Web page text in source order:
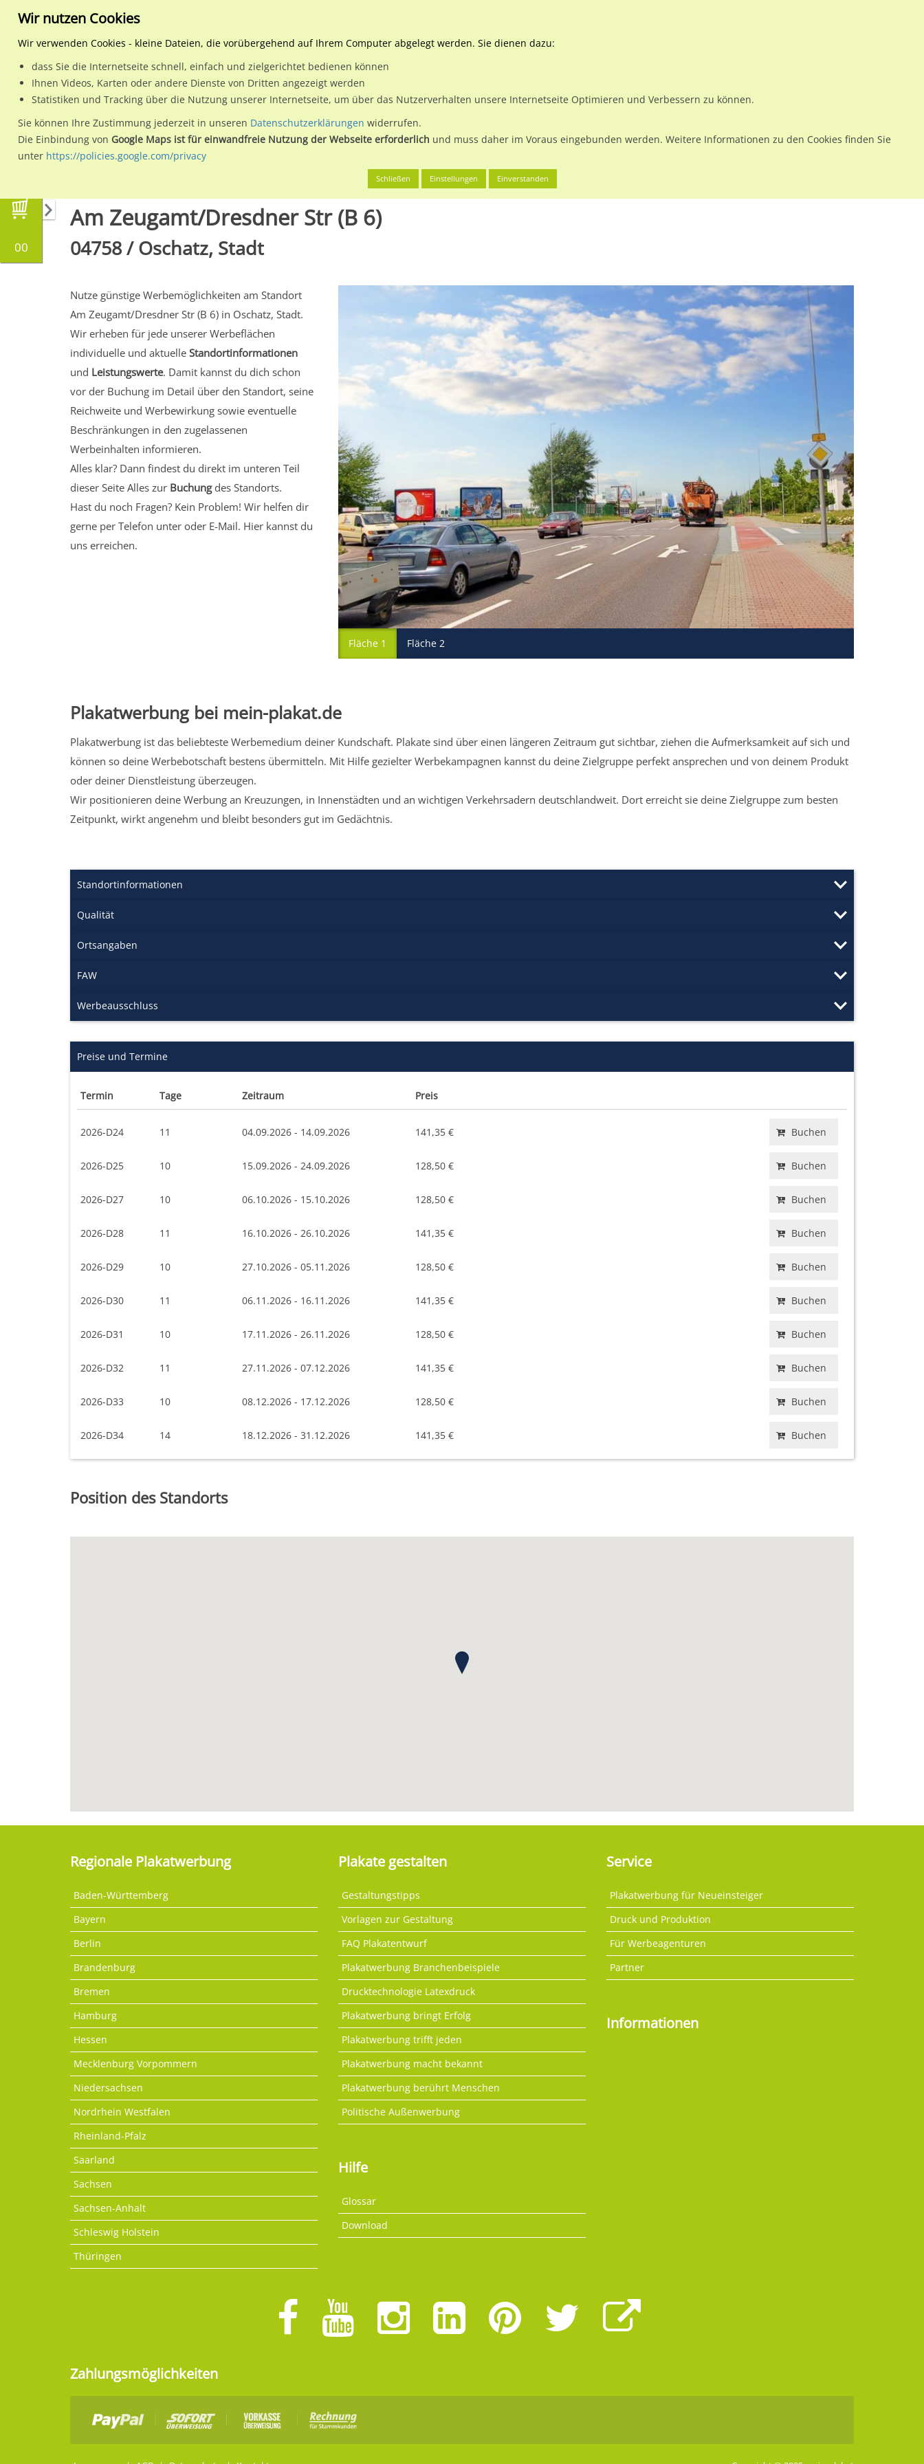
Planen & Buchen Plakatwerbung
Wähle den Werbestandort:
00
Am Zeugamt/Dresdner Str (B 6)
Am Zeugamt/Dresdner Str (B 6)
04758 / Oschatz, Stadt
Nutze günstige Werbemöglichkeiten am Standort
Am Zeugamt/Dresdner Str (B 6) in Oschatz, Stadt.
Wir erheben für jede unserer Werbeflächen
individuelle und aktuelle Standortinformationen
und Leistungswerte. Damit kannst du dich schon
vor der Buchung im Detail über den Standort, seine
Reichweite und Werbewirkung sowie eventuelle
Beschränkungen in den zugelassenen
Werbeinhalten informieren.
Alles klar? Dann findest du direkt im unteren Teil
dieser Seite Alles zur Buchungdes Standorts.
Hast du noch Fragen? Kein Problem! Wir helfen dir
gerne per Telefon unter oder E-Mail. Hier kannst du
uns erreichen.
Fläche 1 Fläche 2
Plakatwerbung bei mein-plakat.de
Plakatwerbung ist das beliebteste Werbemedium deiner Kundschaft. Plakate sind über einen längeren Zeitraum gut sichtbar, ziehen die Aufmerksamkeit auf sich und
können so deine Werbebotschaft bestens übermitteln. Mit Hilfe gezielter Werbekampagnen kannst du deine Zielgruppe perfekt ansprechen und von deinem Produkt
oder deiner Dienstleistung überzeugen.
Wir positionieren deine Werbung an Kreuzungen, in Innenstädten und an wichtigen Verkehrsadern deutschlandweit. Dort erreicht sie deine Zielgruppe zum besten
Zeitpunkt, wirkt angenehm und bleibt besonders gut im Gedächtnis.
Standortinformationen
Qualität
Ortsangaben
FAW
Werbeausschluss
Preise und Termine
Termin Tage Zeitraum Preis
2026-D24 11 04.09.2026 - 14.09.2026 141,35 € Buchen
2026-D25 10 15.09.2026 - 24.09.2026 128,50 € Buchen
2026-D27 10 06.10.2026 - 15.10.2026 128,50 € Buchen
2026-D28 11 16.10.2026 - 26.10.2026 141,35 € Buchen
2026-D29 10 27.10.2026 - 05.11.2026 128,50 € Buchen
2026-D30 11 06.11.2026 - 16.11.2026 141,35 € Buchen
2026-D31 10 17.11.2026 - 26.11.2026 128,50 € Buchen
2026-D32 11 27.11.2026 - 07.12.2026 141,35 € Buchen
2026-D33 10 08.12.2026 - 17.12.2026 128,50 € Buchen
2026-D34 14 18.12.2026 - 31.12.2026 141,35 € Buchen
Position des Standorts
Regionale Plakatwerbung
Baden-Württemberg
Bayern
Berlin
Brandenburg
Bremen
Hamburg
Hessen
Mecklenburg Vorpommern
Niedersachsen
Nordrhein Westfalen
Rheinland-Pfalz
Saarland
Sachsen
Sachsen-Anhalt
Schleswig Holstein
Thüringen
Plakate gestalten
Gestaltungstipps
Vorlagen zur Gestaltung
FAQ Plakatentwurf
Plakatwerbung Branchenbeispiele
Drucktechnologie Latexdruck
Plakatwerbung bringt Erfolg
Plakatwerbung trifft jeden
Plakatwerbung macht bekannt
Plakatwerbung berührt Menschen
Politische Außenwerbung
Hilfe
Glossar
Download
Service
Plakatwerbung für Neueinsteiger
Druck und Produktion
Für Werbeagenturen
Partner
Informationen
Zahlungsmöglichkeiten
Wir nutzen Cookies
Wir verwenden Cookies - kleine Dateien, die vorübergehend auf Ihrem Computer abgelegt werden. Sie dienen dazu:
dass Sie die Internetseite schnell, einfach und zielgerichtet bedienen können
Ihnen Videos, Karten oder andere Dienste von Dritten angezeigt werden
Statistiken und Tracking über die Nutzung unserer Internetseite, um über das Nutzerverhalten unsere Internetseite Optimieren und Verbessern zu können.
Sie können Ihre Zustimmung jederzeit in unseren Datenschutzerklärungen widerrufen.
Die Einbindung von Google Maps ist für einwandfreie Nutzung der Webseite erforderlich und muss daher im Voraus eingebunden werden. Weitere Informationen zu den Cookies finden Sie
unter https://policies.google.com/privacy
Schließen Einstellungen Einverstanden